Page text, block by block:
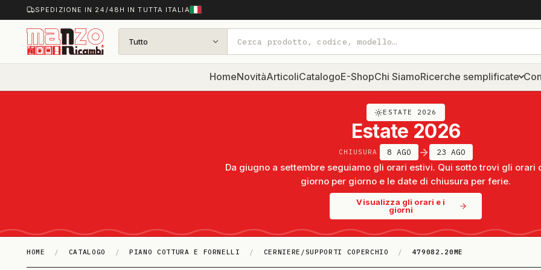
SPEDIZIONE IN 24/48H IN TUTTA ITALIA
Tutto
HomeNovitàArticoliCatalogoE-ShopChi SiamoRicerche semplificate
ESTATE 2026
Estate 2026
CHIUSURA 8 AGO 23 AGO
Da giugno a settembre seguiamo gli orari estivi. Qui sotto trovi gli orari
giorno per giorno e le date di chiusura per ferie.
Visualizza gli orari e i
giorni
HOME / CATALOGO / PIANO COTTURA E FORNELLI / CERNIERE/SUPPORTI COPERCHIO / 479082.20ME